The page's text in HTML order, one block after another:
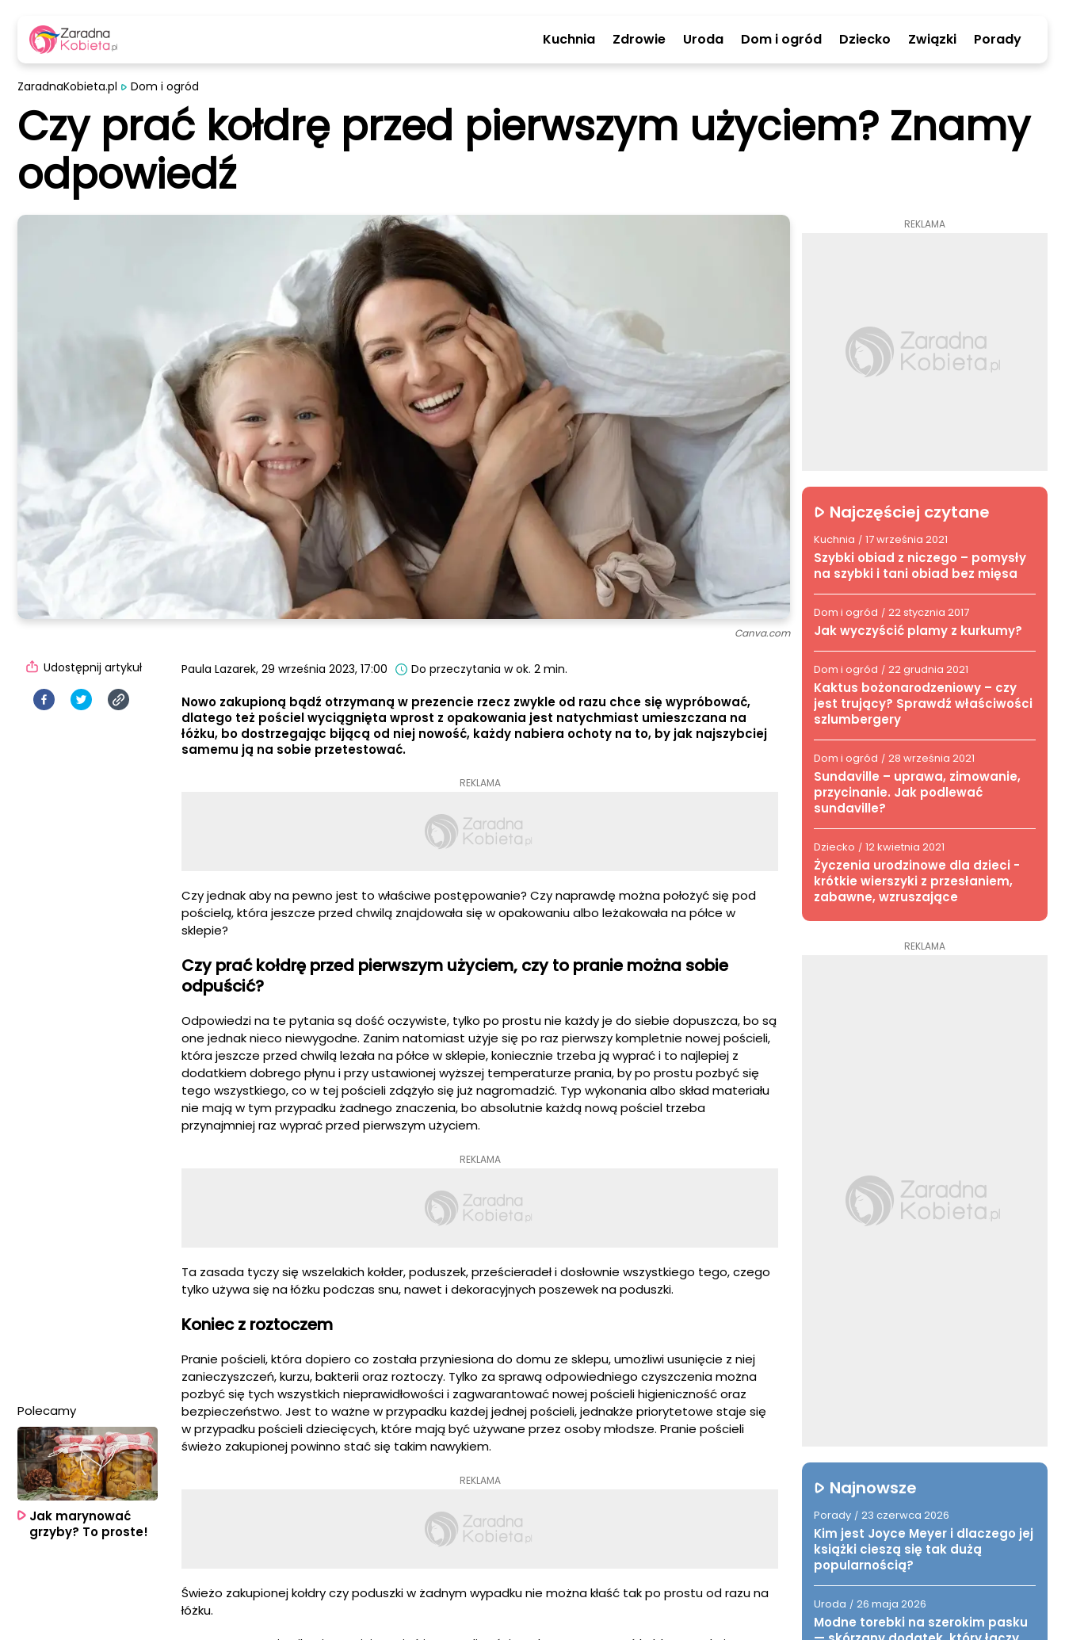
Kuchnia Zdrowie Uroda Dom i ogród Dziecko Związki Porady
Canva.com
ZaradnaKobieta.pl Dom i ogród
Czy prać kołdrę przed pierwszym użyciem? Znamy
odpowiedź
Paula Lazarek, 29 września 2023, 17:00 Do przeczytania w ok. 2 min.
Nowo zakupioną bądź otrzymaną w prezencie rzecz zwykle od razu chce się wypróbować,
dlatego też pościel wyciągnięta wprost z opakowania jest natychmiast umieszczana na
łóżku, bo dostrzegając bijącą od niej nowość, każdy nabiera ochoty na to, by jak najszybciej
samemu ją na sobie przetestować.
REKLAMA
Czy jednak aby na pewno jest to właściwe postępowanie? Czy naprawdę można położyć się pod
pościelą, która jeszcze przed chwilą znajdowała się w opakowaniu albo leżakowała na półce w
sklepie?
Czy prać kołdrę przed pierwszym użyciem, czy to pranie można sobie
odpuścić?
Odpowiedzi na te pytania są dość oczywiste, tylko po prostu nie każdy je do siebie dopuszcza, bo są
one jednak nieco niewygodne. Zanim natomiast użyje się po raz pierwszy kompletnie nowej pościeli,
która jeszcze przed chwilą leżała na półce w sklepie, koniecznie trzeba ją wyprać i to najlepiej z
dodatkiem dobrego płynu i przy ustawionej wyższej temperaturze prania, by po prostu pozbyć się
tego wszystkiego, co w tej pościeli zdążyło się już nagromadzić. Typ wykonania albo skład materiału
nie mają w tym przypadku żadnego znaczenia, bo absolutnie każdą nową pościel trzeba
przynajmniej raz wyprać przed pierwszym użyciem.
REKLAMA
Ta zasada tyczy się wszelakich kołder, poduszek, prześcieradeł i dosłownie wszystkiego tego, czego
tylko używa się na łóżku podczas snu, nawet i dekoracyjnych poszewek na poduszki.
Koniec z roztoczem
Pranie pościeli, która dopiero co została przyniesiona do domu ze sklepu, umożliwi usunięcie z niej
zanieczyszczeń, kurzu, bakterii oraz roztoczy. Tylko za sprawą odpowiedniego czyszczenia można
pozbyć się tych wszystkich nieprawidłowości i zagwarantować nowej pościeli higieniczność oraz
bezpieczeństwo. Jest to ważne w przypadku każdej jednej pościeli, jednakże priorytetowe staje się
w przypadku pościeli dziecięcych, które mają być używane przez osoby młodsze. Pranie pościeli
świeżo zakupionej powinno stać się takim nawykiem.
REKLAMA
Świeżo zakupionej kołdry czy poduszki w żadnym wypadku nie można kłaść tak po prostu od razu na
łóżku.
Udostępnij artykuł
Polecamy
Jak marynować
grzyby? To proste!
REKLAMA
Najczęściej czytane
Kuchnia / 17 września 2021
Szybki obiad z niczego – pomysły
na szybki i tani obiad bez mięsa
Dom i ogród / 22 stycznia 2017
Jak wyczyścić plamy z kurkumy?
Dom i ogród / 22 grudnia 2021
Kaktus bożonarodzeniowy – czy
jest trujący? Sprawdź właściwości
szlumbergery
Dom i ogród / 28 września 2021
Sundaville – uprawa, zimowanie,
przycinanie. Jak podlewać
sundaville?
Dziecko / 12 kwietnia 2021
Życzenia urodzinowe dla dzieci -
krótkie wierszyki z przesłaniem,
zabawne, wzruszające
REKLAMA
Najnowsze
Porady / 23 czerwca 2026
Kim jest Joyce Meyer i dlaczego jej
książki cieszą się tak dużą
popularnością?
Uroda / 26 maja 2026
Modne torebki na szerokim pasku